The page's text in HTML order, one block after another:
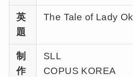
英
題
The Tale of Lady Ok
制
作
SLL
COPUS KOREA